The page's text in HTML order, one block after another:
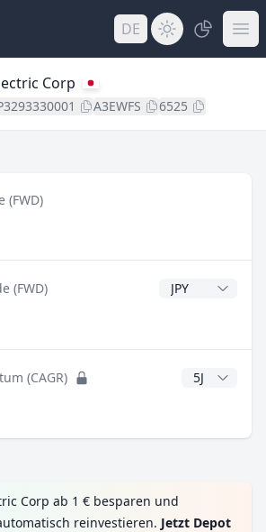
DE
Corp
A3EWFS 6525
(FWD)
(FWD)
(CAGR) CAGR Jahre
Corp ab 1 € besparen und
reinvestieren. Jetzt Depot